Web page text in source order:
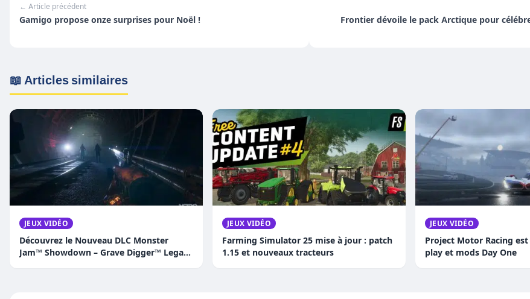
← Article précédent
Gamigo propose onze surprises pour Noël !
Frontier dévoile le pack Arctique pour
📖 Articles similaires
JEUX VIDÉO
Découvrez le Nouveau DLC Monster
Jam™ Showdown – Grave Digger™ Legacy
JEUX VIDÉO
Farming Simulator 25 mise à jour : patch
1.15 et nouveaux tracteurs
JEUX VIDÉO
Project Motor Racing
play et mods Day One